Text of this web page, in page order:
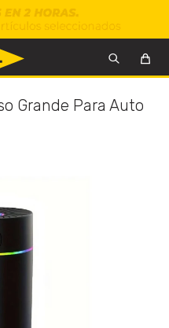
Grande Para Auto